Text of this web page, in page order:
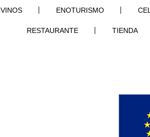
VINOS ENOTURISMO
RESTAURANTE TIENDA